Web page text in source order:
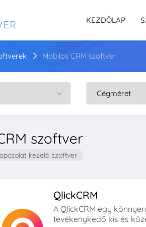
KEZDŐLAP
Mobilos CRM szoftver
szoftver
kezelő szoftver
QlickCRM
A QlickCRM egy
tevékenykedő kis és